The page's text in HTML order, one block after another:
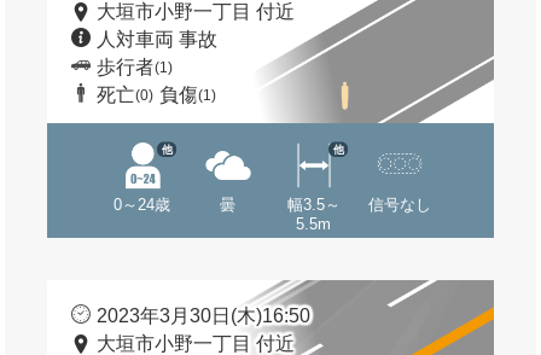
大垣市小野一丁目 付近
人対車両 事故
歩行者(1)
死亡(0) 負傷(1)
0～24歳
他
曇
幅3.5～
5.5m
他
信号なし
2023年3月30日(木)16:50
大垣市小野一丁目 付近